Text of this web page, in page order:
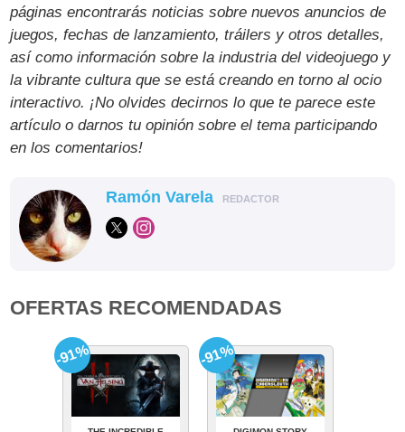
páginas encontrarás noticias sobre nuevos anuncios de
juegos, fechas de lanzamiento, tráilers y otros detalles,
así como información sobre la industria del videojuego y
la vibrante cultura que se está creando en torno al ocio
interactivo. ¡No olvides decirnos lo que te parece este
artículo o darnos tu opinión sobre el tema participando
en los comentarios!
Ramón Varela REDACTOR
OFERTAS RECOMENDADAS
-91% -91%